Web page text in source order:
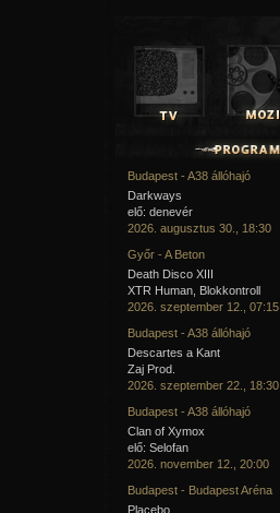
Budapest - A38 állóhajó
Darkways
elő: denevér
2026. augusztus 30., 18:30
Győr - A Beton
Death Disco XIII
XTR Human, Blokkontroll
2026. szeptember 12., 07:15
Budapest - A38 állóhajó
Descartes a Kant
Zaj Prod.
2026. szeptember 22., 18:30
Budapest - A38 állóhajó
Clan of Xymox
elő: Selofan
2026. november 12., 20:00
Budapest - Budapest Aréna
Placebo